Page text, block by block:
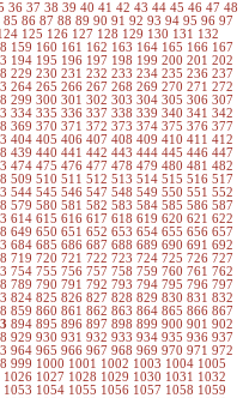
36 37 38 39 40 41 42 43 44 45 46 47 48
85 86 87 88 89 90 91 92 93 94 95 96 97
125 126 127 128 129 130 131 132
159 160 161 162 163 164 165 166 167
194 195 196 197 198 199 200 201 202
229 230 231 232 233 234 235 236 237
264 265 266 267 268 269 270 271 272
299 300 301 302 303 304 305 306 307
334 335 336 337 338 339 340 341 342
369 370 371 372 373 374 375 376 377
404 405 406 407 408 409 410 411 412
439 440 441 442 443 444 445 446 447
474 475 476 477 478 479 480 481 482
509 510 511 512 513 514 515 516 517
544 545 546 547 548 549 550 551 552
579 580 581 582 583 584 585 586 587
614 615 616 617 618 619 620 621 622
649 650 651 652 653 654 655 656 657
684 685 686 687 688 689 690 691 692
719 720 721 722 723 724 725 726 727
754 755 756 757 758 759 760 761 762
789 790 791 792 793 794 795 796 797
824 825 826 827 828 829 830 831 832
859 860 861 862 863 864 865 866 867
894 895 896 897 898 899 900 901 902
929 930 931 932 933 934 935 936 937
964 965 966 967 968 969 970 971 972
999 1000 1001 1002 1003 1004 1005
1026 1027 1028 1029 1030 1031 1032
1053 1054 1055 1056 1057 1058 1059